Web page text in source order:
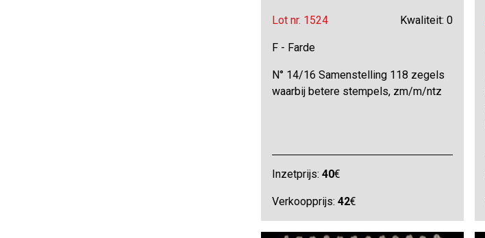
Lot nr. 1524 Kwaliteit: 0
F - Farde
N° 14/16 Samenstelling 118 zegels
waarbij betere stempels, zm/m/ntz
Inzetprijs:40€
Verkoopprijs:42€